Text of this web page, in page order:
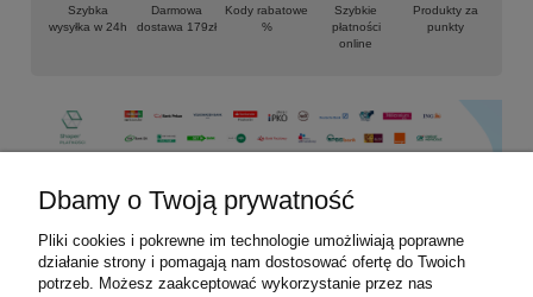
Szybka
wysyłka w 24h
Darmowa
dostawa 179zł
Kody rabatowe
%
Szybkie
płatności
online
Produkty za
punkty
Informacje
Dbamy o Twoją prywatność
Pliki cookies i pokrewne im technologie umożliwiają poprawne
działanie strony i pomagają nam dostosować ofertę do Twoich
potrzeb. Możesz zaakceptować wykorzystanie przez nas